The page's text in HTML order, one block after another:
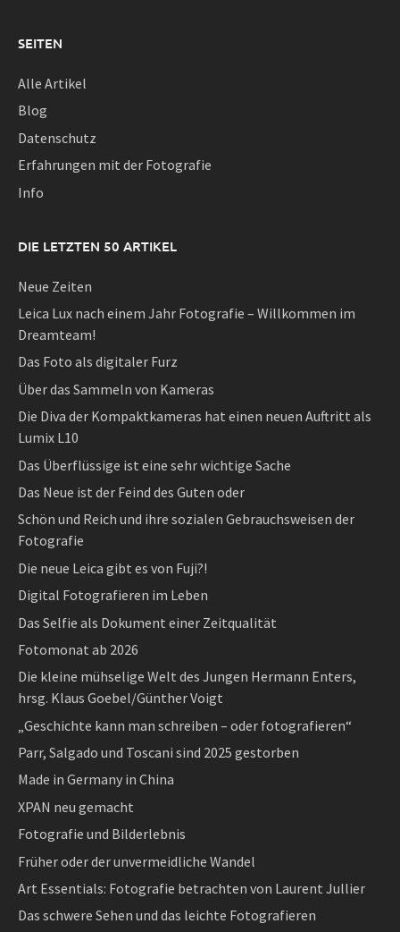
SEITEN
Alle Artikel
Blog
Datenschutz
Erfahrungen mit der Fotografie
Info
DIE LETZTEN 50 ARTIKEL
Neue Zeiten
Leica Lux nach einem Jahr Fotografie – Willkommen im
Dreamteam!
Das Foto als digitaler Furz
Über das Sammeln von Kameras
Die Diva der Kompaktkameras hat einen neuen Auftritt als
Lumix L10
Das Überflüssige ist eine sehr wichtige Sache
Das Neue ist der Feind des Guten oder
Schön und Reich und ihre sozialen Gebrauchsweisen der
Fotografie
Die neue Leica gibt es von Fuji?!
Digital Fotografieren im Leben
Das Selfie als Dokument einer Zeitqualität
Fotomonat ab 2026
Die kleine mühselige Welt des Jungen Hermann Enters,
hrsg. Klaus Goebel/Günther Voigt
„Geschichte kann man schreiben – oder fotografieren“
Parr, Salgado und Toscani sind 2025 gestorben
Made in Germany in China
XPAN neu gemacht
Fotografie und Bilderlebnis
Früher oder der unvermeidliche Wandel
Art Essentials: Fotografie betrachten von Laurent Jullier
Das schwere Sehen und das leichte Fotografieren